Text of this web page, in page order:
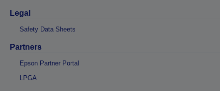
Legal
Safety Data Sheets
Partners
Epson Partner Portal
LPGA